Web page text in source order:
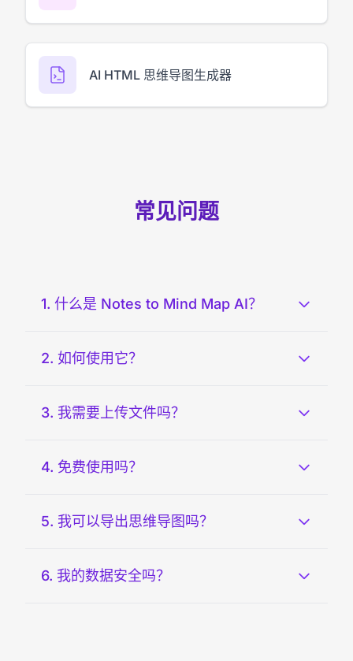
AI HTML 思维导图生成器
常见问题
1. 什么是 Notes to Mind Map AI？
2. 如何使用它？
3. 我需要上传文件吗？
4. 免费使用吗？
5. 我可以导出思维导图吗？
6. 我的数据安全吗？